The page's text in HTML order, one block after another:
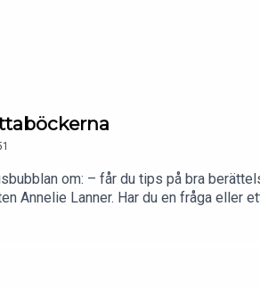
om: – får du tips på bra
Annelie Lanner. Har du en fråga